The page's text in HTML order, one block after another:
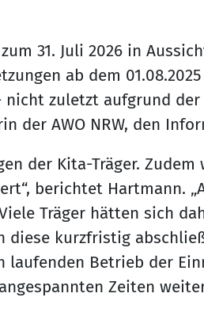
31. Juli 2026 in
ab dem
zuletzt aufgrund
der AWO NRW, den
der Kita-Träger. Zudem
berichtet Hartmann.
Träger hätten sich
kurzfristig
Betrieb der
Zeiten